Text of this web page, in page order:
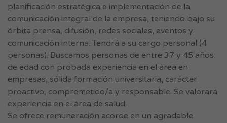
planificación estratégica e implementación de la
comunicación integral de la empresa, teniendo bajo su
órbita prensa, difusión, redes sociales, eventos y
comunicación interna. Tendrá a su cargo personal (4
personas). Buscamos personas de entre 37 y 45 años
de edad con probada experiencia en el área en
empresas, sólida formación universitaria, carácter
proactivo, comprometido/a y responsable. Se valorará
experiencia en el área de salud.
Se ofrece remuneración acorde en un agradable